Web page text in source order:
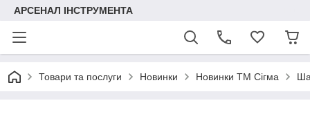
АРСЕНАЛ ІНСТРУМЕНТА
Товари та послуги Новинки Новинки ТМ Сігма